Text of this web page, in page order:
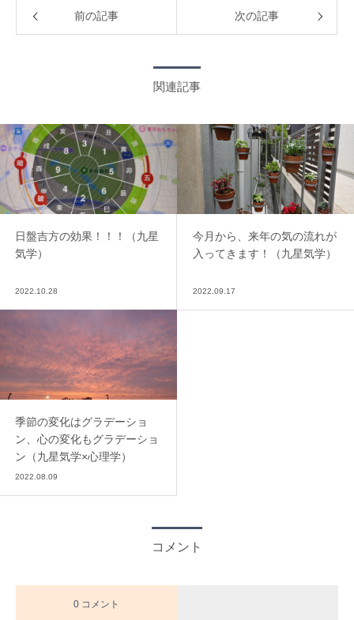
前の記事 次の記事
関連記事
日盤吉方の効果！！！（九星
気学）
2022.10.28
今月から、来年の気の流れが
入ってきます！（九星気学）
2022.09.17
季節の変化はグラデーショ
ン、心の変化もグラデーショ
ン（九星気学×心理学）
2022.08.09
コメント
0 コメント